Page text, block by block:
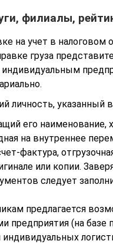
филиалы,
на учет в налоговом
груза
личность, указанный
его наименование,
на внутреннее
фактура,
или копии.
следует
предлагается
(на базе